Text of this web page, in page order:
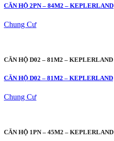
CĂN HỘ 2PN – 84M2 – KEPLERLAND
Chung Cư
CĂN HỘ D02 – 81M2 – KEPLERLAND
CĂN HỘ D02 – 81M2 – KEPLERLAND
Chung Cư
CĂN HỘ 1PN – 45M2 – KEPLERLAND